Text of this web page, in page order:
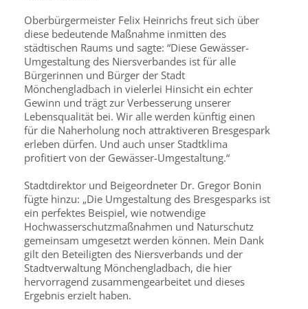
Oberbürgermeister Felix Heinrichs freut sich über
diese bedeutende Maßnahme inmitten des
städtischen Raums und sagte: “Diese Gewässer-
Umgestaltung des Niersverbandes ist für alle
Bürgerinnen und Bürger der Stadt
Mönchengladbach in vielerlei Hinsicht ein echter
Gewinn und trägt zur Verbesserung unserer
Lebensqualität bei. Wir alle werden künftig einen
für die Naherholung noch attraktiveren Bresgespark
erleben dürfen. Und auch unser Stadtklima
profitiert von der Gewässer-Umgestaltung.“
Stadtdirektor und Beigeordneter Dr. Gregor Bonin
fügte hinzu: „Die Umgestaltung des Bresgesparks ist
ein perfektes Beispiel, wie not­wendige
Hochwasserschutzmaßnahmen und Naturschutz
gemein­sam umgesetzt werden können. Mein Dank
gilt den Beteiligten des Niersverbands und der
Stadtverwaltung Mönchengladbach, die hier
hervorragend zusammengearbeitet und dieses
Ergebnis erzielt haben.